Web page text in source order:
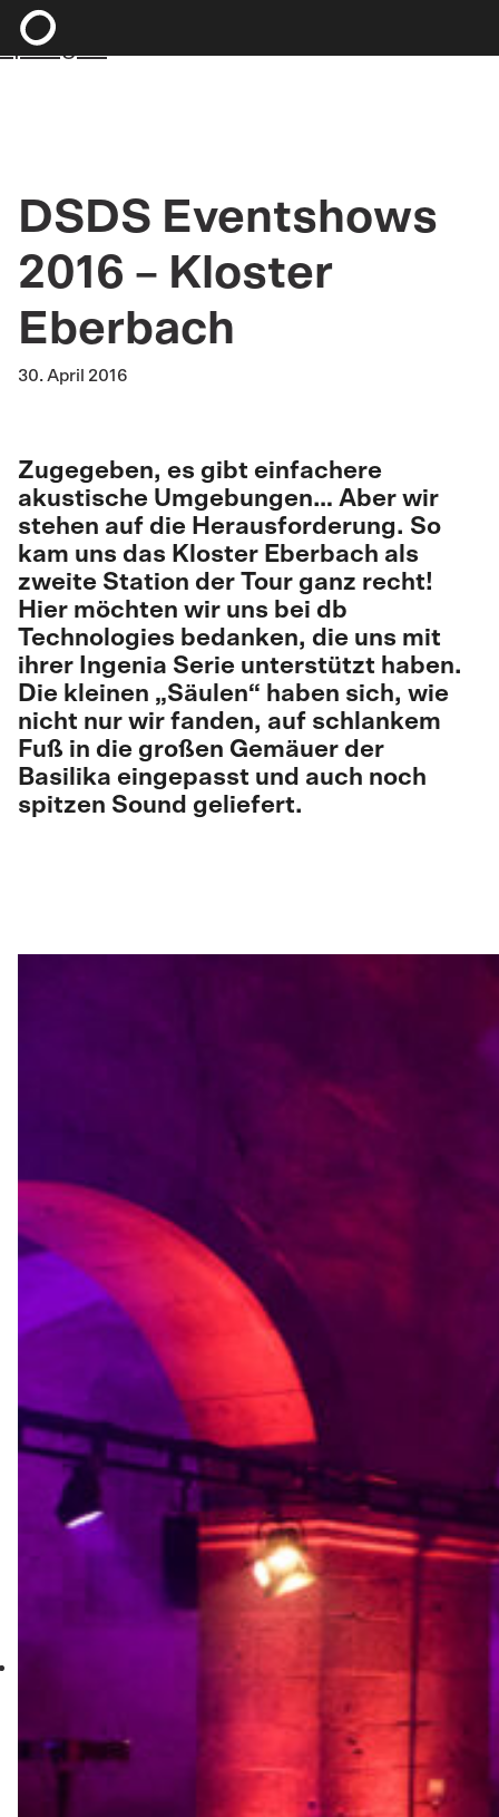
Zum Hauptinhalt springen
springen
DSDS Eventshows
2016 – Kloster
Eberbach
30. April 2016
Zugegeben, es gibt einfachere
akustische Umgebungen… Aber wir
stehen auf die Herausforderung. So
kam uns das Kloster Eberbach als
zweite Station der Tour ganz recht!
Hier möchten wir uns bei db
Technologies bedanken, die uns mit
ihrer Ingenia Serie unterstützt haben.
Die kleinen „Säulen“ haben sich, wie
nicht nur wir fanden, auf schlankem
Fuß in die großen Gemäuer der
Basilika eingepasst und auch noch
spitzen Sound geliefert.